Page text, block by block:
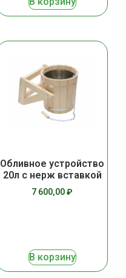
Обливное устройство
20л с нерж вставкой
7 600,00₽
В корзину